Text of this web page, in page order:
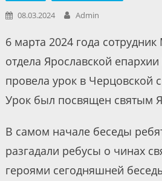
08.03.2024 Admin
6 марта 2024 года
отдела Ярославской
провела урок в Черцовской
Урок был посвящен святым
В самом начале беседы
разгадали ребусы о чинах
героями сегодняшней